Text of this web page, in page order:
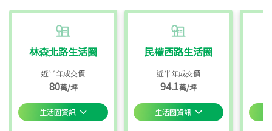
林森北路生活圈
近半年成交價
80萬/坪
生活圈資訊
民權西路生活圈
近半年成交價
94.1萬/坪
生活圈資訊